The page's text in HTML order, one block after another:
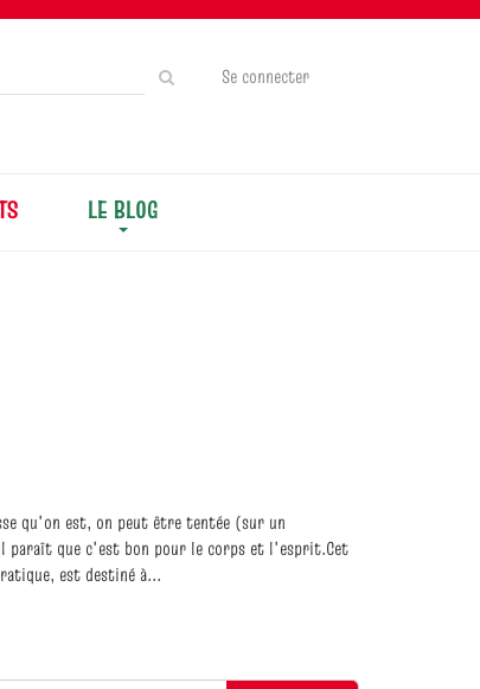
Se connecter
LE BLOG
qu'on est, on peut être tentée (sur un
paraît que c'est bon pour le corps et l'esprit.Cet
est destiné à...